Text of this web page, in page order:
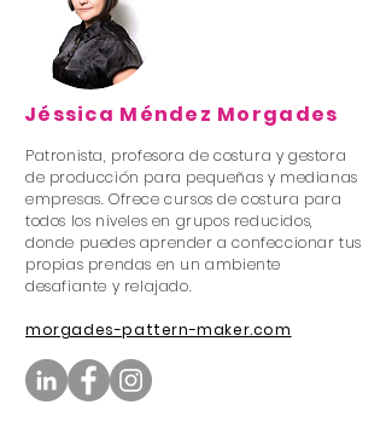
Jéssica Méndez Morgades
Patronista, profesora de costura y gestora
de producción para pequeñas y medianas
empresas. Ofrece cursos de costura para
todos los niveles en grupos reducidos,
donde puedes aprender a confeccionar tus
propias prendas en un ambiente
desafiante y relajado.
morgades-pattern-maker.com